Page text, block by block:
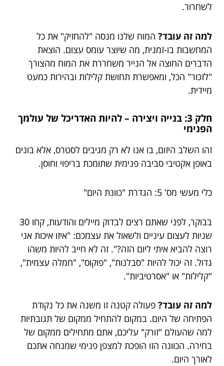
לשחרור.
למה זה עובד? המוח שלנו מנסה "להחזיק" את כל
המחשבות בו-זמנית, מה שיוצר עומס עצום. הוצאת
הדברים החוצה אל הנייר משחררת את המוח מהצורך
"לזכור" הכל, ומאפשרת תחושת קלילות ובהירות כמעט
מיידית.
חלק 3: בנייה ויצירה – להיות האדריכל של עולמך
הפנימי
זהו השלב היזום, בו אנו לא רק מגיבים לסטרס, אלא בונים
באופן אקטיבי סביבה פנימית שתומכת בריפוי וחוסן.
כלי מעשי מס' 5: הגדרת "כוונת היום"
בבוקר, לפני שאתם רצים לבדוק מיילים והודעות, קחו 30
שניות לעצום עיניים ולשאול את עצמכם: "איזו איכות אני
רוצה להביא איתי ליום הזה?". זה לא חייב להיות משהו
גדול. זה יכול להיות "סבלנות", "פוקוס", "חמלה עצמית",
"קלילות" או "אסרטיביות".
למה זה עובד? פעולה קטנה זו משנה את כל נקודת
הפתיחה של היום. במקום להתחיל ממקום של תגובתיות
למה שהעולם "זורק" עליכם, אתם מתחילים ממקום של
בחירה. הכוונה הזו הופכת למצפן פנימי שמנחה אתכם
לאורך היום.